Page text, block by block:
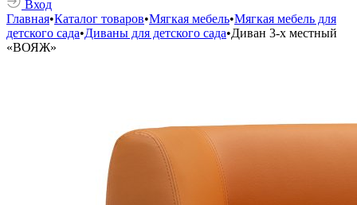
Вход
Главная•Каталог товаров•Мягкая мебель•Мягкая мебель для
детского сада•Диваны для детского сада•Диван 3-х местный
«ВОЯЖ»